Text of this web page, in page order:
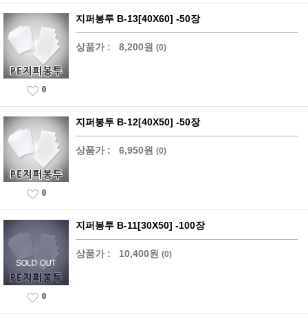
지퍼봉투 B-13[40X60] -50장
상품가 : 8,200원 (0)
0
지퍼봉투 B-12[40X50] -50장
상품가 : 6,950원 (0)
0
지퍼봉투 B-11[30X50] -100장
상품가 : 10,400원 (0)
0